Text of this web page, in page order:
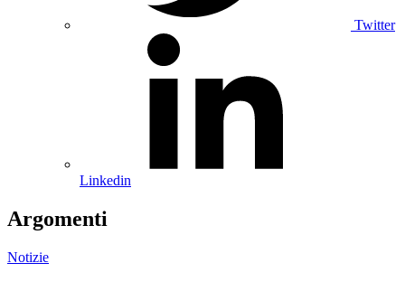
Twitter
Linkedin
Argomenti
Notizie